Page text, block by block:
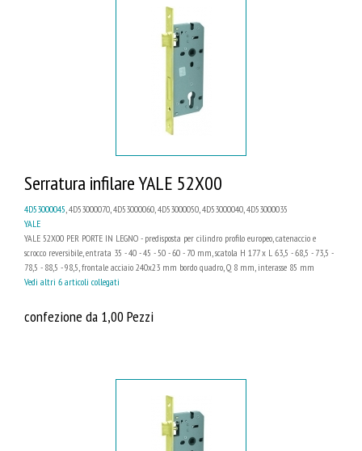
Serratura infilare YALE 52X00
4D53000045, 4D53000070, 4D53000060, 4D53000050, 4D53000040, 4D53000035
YALE
YALE 52X00 PER PORTE IN LEGNO - predisposta per cilindro profilo europeo, catenaccio e
scrocco reversibile, entrata 35 - 40 - 45 - 50 - 60 - 70 mm, scatola H 177 x L 63,5 - 68,5 - 73,5 -
78,5 - 88,5 - 98,5, frontale acciaio 240x23 mm bordo quadro, Q 8 mm, interasse 85 mm
Vedi altri 6 articoli collegati
confezione da 1,00 Pezzi